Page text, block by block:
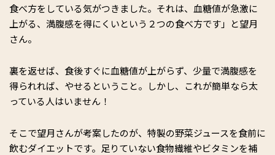
食べ方をしている気がつきました。それは、血糖値が急激に
上がる、満腹感を得にくいという２つの食べ方です」と望月
さん。
裏を返せば、食後すぐに血糖値が上がらず、少量で満腹感を
得られれば、やせるということ。しかし、これが簡単なら太
っている人はいません！
そこで望月さんが考案したのが、特製の野菜ジュースを食前に
飲むダイエットです。足りていない食物繊維やビタミンを補